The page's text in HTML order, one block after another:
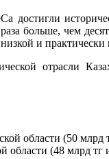
достигли
больше, чем
и
отрасли
области (50 млрд
области (48 млрд